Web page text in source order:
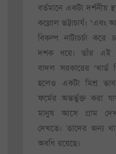
বর্তমানে একটা দর্শনীয়
কল্লোল ভট্টাচার্য। ‘এবং
বিকল্প নাট্যচর্চা করে
দশক ধরে। তাঁর এই
বাদল সরকারের ‘থার্ড
হলেও একটা মিশ্র
ফর্মের অন্তর্ভুক্ত করা
মানুষ আসে গ্রাম
দেখতে। তাদের জন্য
অবধি রয়েছে।